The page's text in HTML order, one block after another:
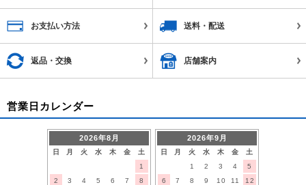
お支払い方法 送料・配送
返品・交換 店舗案内
営業日カレンダー
2026年8月
日 月 火 水 木 金
土
1
2
3 4 5 6 7
8
2026年9月
日 月 火 水 木 金
土
1
2 3 4
5
6
7 8 9 10 11
12